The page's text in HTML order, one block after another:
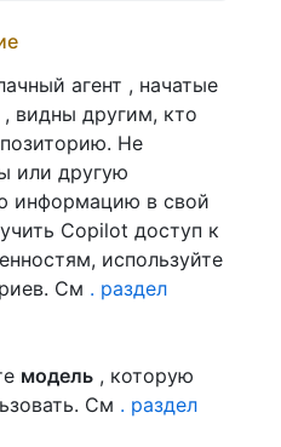
агент , начатые
видны другим, кто
Не
или другую
информацию в свой
Copilot доступ к
используйте
См . раздел
модель , которую
См . раздел